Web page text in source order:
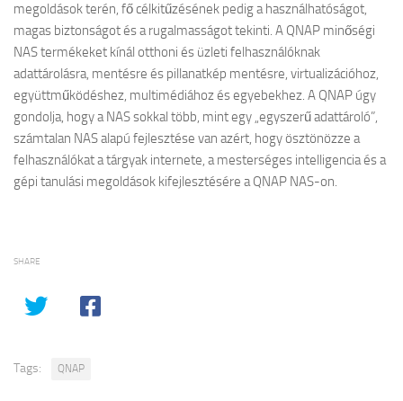
megoldások terén, fő célkitűzésének pedig a használhatóságot,
magas biztonságot és a rugalmasságot tekinti. A QNAP minőségi
NAS termékeket kínál otthoni és üzleti felhasználóknak
adattárolásra, mentésre és pillanatkép mentésre, virtualizációhoz,
együttműködéshez, multimédiához és egyebekhez. A QNAP úgy
gondolja, hogy a NAS sokkal több, mint egy „egyszerű adattároló”,
számtalan NAS alapú fejlesztése van azért, hogy ösztönözze a
felhasználókat a tárgyak internete, a mesterséges intelligencia és a
gépi tanulási megoldások kifejlesztésére a QNAP NAS-on.
SHARE
Tags: QNAP